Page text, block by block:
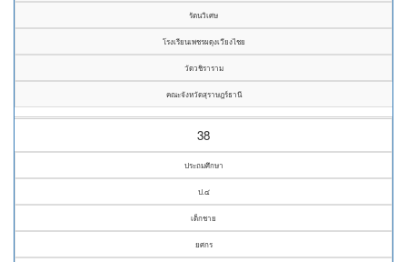
รัตนวิเศษ
โรงเรียนเพชรผดุงเวียงไชย
วัดวชิราราม
คณะจังหวัดสุราษฎร์ธานี
38
ประถมศึกษา
ป.๔
เด็กชาย
ยศกร